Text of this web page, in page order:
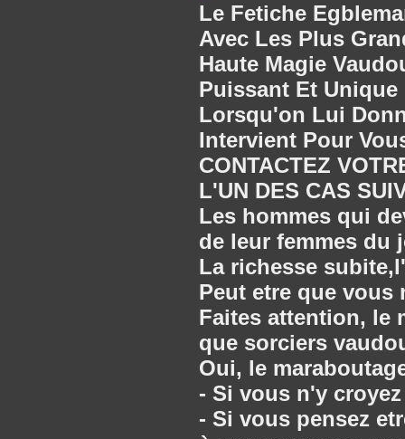
Le Fetiche
Avec Les Plus
Haute Magie
Puissant Et
Lorsqu'on Lui
Intervient Pour
CONTACTEZ
L'UN DES CAS
Les hommes qui
de leur femmes du
La richesse
Peut etre que vous
Faites attention, le
que sorciers
Oui, le
- Si vous n'y
- Si vous pensez